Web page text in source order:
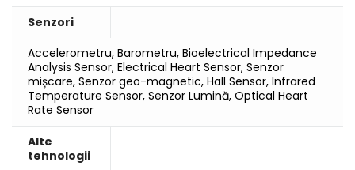
Senzori
Accelerometru, Barometru, Bioelectrical Impedance
Analysis Sensor, Electrical Heart Sensor, Senzor
mișcare, Senzor geo-magnetic, Hall Sensor, Infrared
Temperature Sensor, Senzor Lumină, Optical Heart
Rate Sensor
Alte
tehnologii